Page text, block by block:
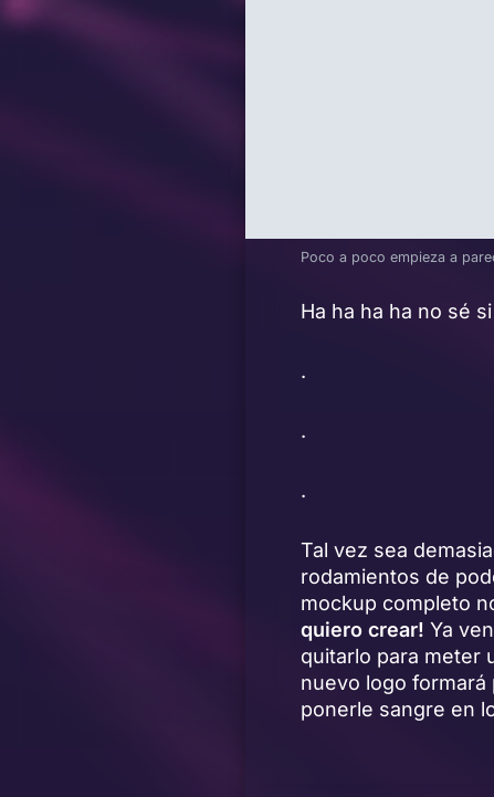
Poco a poco empieza a
Ha ha ha ha no sé
.
.
.
Tal vez sea
rodamientos de
mockup completo
quiero crear! Ya
quitarlo para meter
nuevo logo
ponerle sangre en